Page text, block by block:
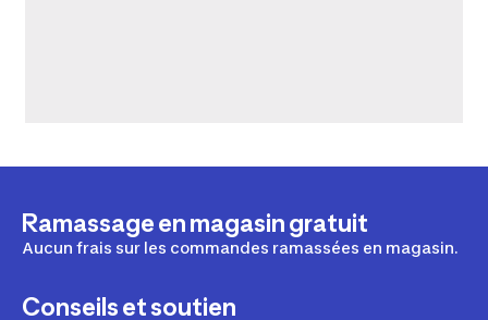
Ramassage en magasin gratuit
Aucun frais sur les commandes ramassées en magasin.
Conseils et soutien